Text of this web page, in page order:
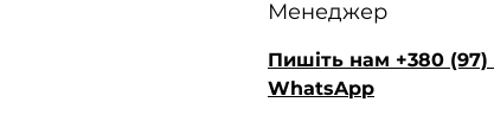
Менеджер
Пишіть нам +380 (97)
WhatsApp